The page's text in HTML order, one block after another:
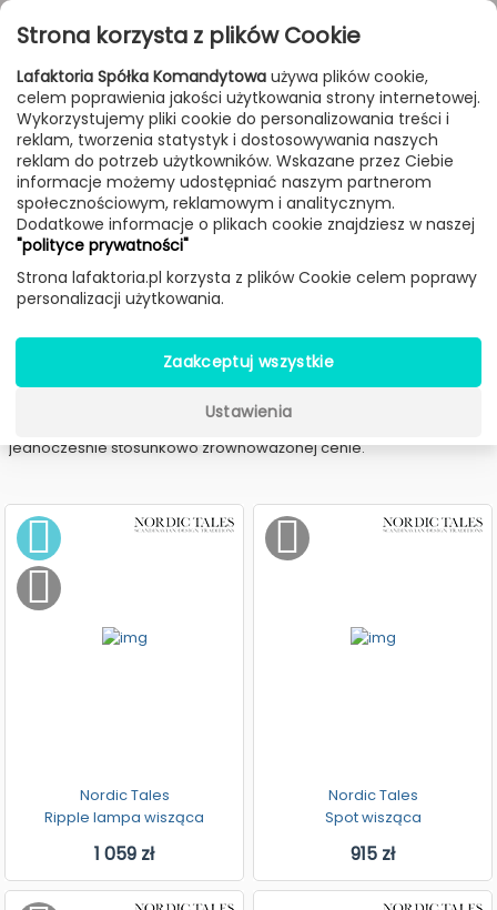
Przejdź do treści
FILTROWANIE & SORTOWANIE
Lampy Producenci Nordic Tales
Lampy Nordic Tales
Pochodząca z Danii markaNordic Talesprodukuje
oświetlenienawiązujące do
koncepcji projektowania.
proste i uniwersalne lampy, w których dominują liczne
jednocześnie stosunkowo zrównoważonej cenie.
Nordic Tales
Ripple lampa wisząca
1 059 zł
Nordic Tales
Spot wisząca
915 zł
Strona korzysta z plików Cookie
Lafaktoria Spółka Komandytowa używa plików cookie,
celem poprawienia jakości użytkowania strony internetowej.
Wykorzystujemy pliki cookie do personalizowania treści i
reklam, tworzenia statystyk i dostosowywania naszych
reklam do potrzeb użytkowników. Wskazane przez Ciebie
informacje możemy udostępniać naszym partnerom
społecznościowym, reklamowym i analitycznym.
Dodatkowe informacje o plikach cookie znajdziesz w naszej
"polityce prywatności"
Strona lafaktoria.pl korzysta z plików Cookie celem poprawy
personalizacji użytkowania.
Zaakceptuj wszystkie
Ustawienia